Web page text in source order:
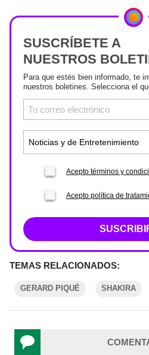
SUSCRÍBETE A
NUESTROS
Para que estés bien informado, te
nuestros boletines. Selecciona el
Acepto términos y
Acepto política de
TEMAS RELACIONADOS:
GERARD PIQUÉ SHAKIRA